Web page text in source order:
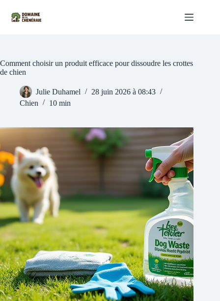
contenu
Comment choisir un produit efficace pour dissoudre les crottes
de chien
Julie Duhamel
28 juin 2026 à 08:43
Chien
10 min